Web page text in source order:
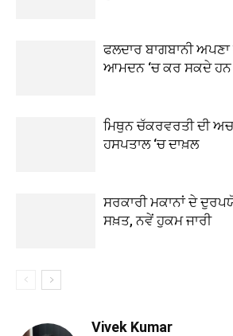
ਫਲਦਾਰ ਬਾਗਬਾਨੀ
ਆਮਦਨ ‘ਚ ਕਰ ਸਕਦੇ ਹਨ
ਮਿਥੁਨ ਚੱਕਰਵਰਤੀ ਦੀ
ਹਸਪਤਾਲ ‘ਚ ਦਾਖ਼ਲ
ਸਰਕਾਰੀ ਮਕਾਨਾਂ ਦੇ
ਸਖ਼ਤ, ਨਵੇਂ ਹੁਕਮ ਜਾਰੀ
Vivek Kumar